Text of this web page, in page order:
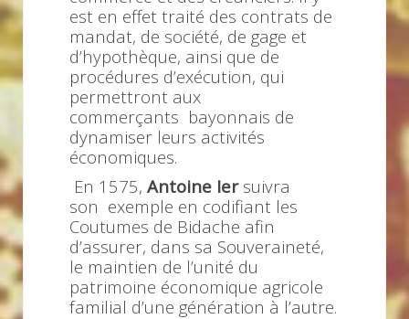
est en effet traité des contrats de
mandat, de société, de gage et
d’hypothèque, ainsi que de
procédures d’exécution, qui
permettront aux
commerçants bayonnais de
dynamiser leurs activités
économiques.
En 1575, Antoine Iersuivra
son exemple en codifiant les
Coutumes de Bidache afin
d’assurer, dans sa Souveraineté,
le maintien de l’unité du
patrimoine économique agricole
familial d’une génération à l’autre.